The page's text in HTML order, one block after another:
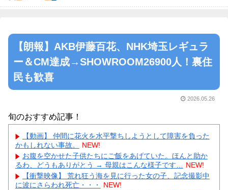
【朗報】AKB伊藤百花、NHK埼玉レギュラ
ー＆CM達成→SHOWROOM26900人！裏住
民も歓喜
2026.05.26
旬のおすすめ記事！
【動画】 仲間に花火を水平撃ちしようとして障害を負った
かもしれない事故。
NEW!
お腹を空かせた子供たちにご飯をあげていた。ほんと助か
るわ、どうもありがとう → 母親はこんな様子です…
NEW!
【衝撃映像】 荒れ狂う海を見に行った女の子、記念撮影中
に波にさらわれ死亡・・・
NEW!